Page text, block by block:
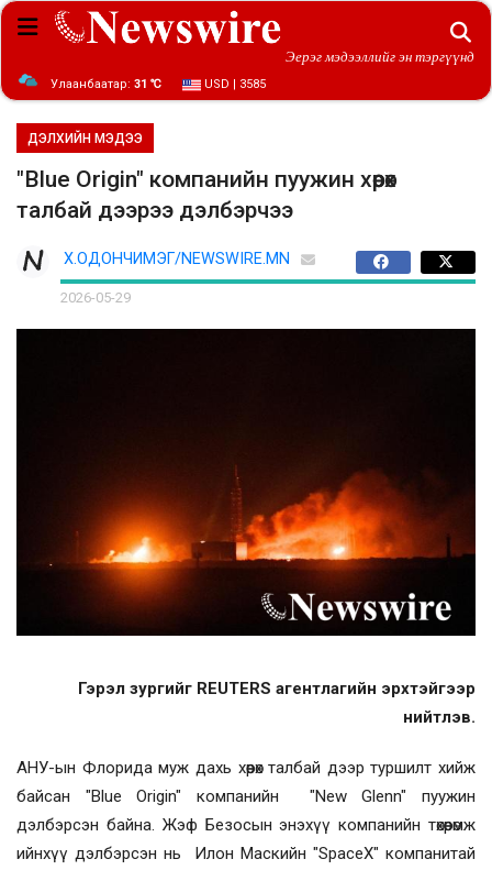
Эерэг мэдээллийг эн тэргүүнд
Улаанбаатар: 31 ℃ USD | 3585
ДЭЛХИЙН МЭДЭЭ
"Blue Origin" компанийн пуужин хөөрөх
талбай дээрээ дэлбэрчээ
Х.ОДОНЧИМЭГ/NEWSWIRE.MN
2026-05-29
Гэрэл зургийг REUTERS агентлагийн эрхтэйгээр
нийтлэв.
АНУ-ын Флорида муж дахь хөөрөх талбай дээр туршилт хийж
байсан "Blue Origin" компанийн "New Glenn" пуужин
дэлбэрсэн байна. Жэф Безосын энэхүү компанийн төхөөрөмж
ийнхүү дэлбэрсэн нь Илон Маскийн "SpaceX" компанитай